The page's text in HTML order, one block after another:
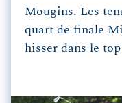
Mougins. Les
quart de finale
hisser dans le